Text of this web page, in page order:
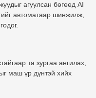
агуулсан бөгөөд AI
автоматаар шинжилж,
та зургаа ангилах,
маш үр дүнтэй хийх